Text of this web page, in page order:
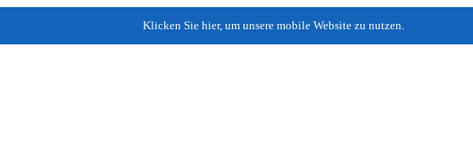
Klicken Sie hier, um unsere mobile Website zu nutzen.